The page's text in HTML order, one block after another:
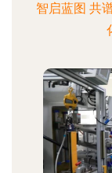
智启蓝图 共